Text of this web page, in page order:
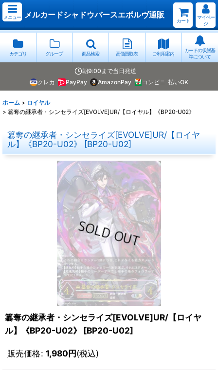
メニュー メルカードシャドウバースエボルヴ通販
カート
マイペー
ジ
カテゴリ グループ 商品検索 高価買取表 ご利用案内
カードの状態基
準について
朝9:00まで当日発送
クレカ
PayPay AmazonPay コンビニ 払いOK
ホーム > ロイヤル
> 簒奪の継承者・シンセライズ[EVOLVE]UR/【ロイヤル】《BP20-U02》
簒奪の継承者・シンセライズ[EVOLVE]UR/【ロイヤ
ル】《BP20-U02》
[BP20-U02]
簒奪の継承者・シンセライズ[EVOLVE]UR/【ロイヤ
ル】《BP20-U02》
[BP20-U02]
販売価格: 1,980円(税込)